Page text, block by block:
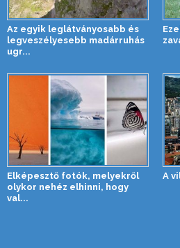
Az egyik leglátványosabb és
legveszélyesebb madárruhás
ugr...
Elképesztő fotók, melyekről
olykor nehéz elhinni, hogy
val...
A